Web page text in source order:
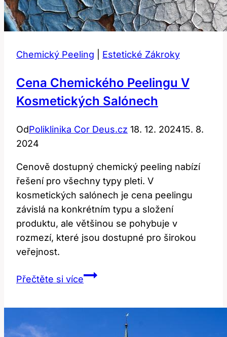
Chemický Peeling Estetické Zákroky
Cena Chemického Peelingu V
Kosmetických Salónech
OdPoliklinika Cor Deus.cz 18. 12. 202415. 8.
2024
Cenově dostupný chemický peeling nabízí
řešení pro všechny typy pleti. V
kosmetických salónech je cena peelingu
závislá na konkrétním typu a složení
produktu, ale většinou se pohybuje v
rozmezí, které jsou dostupné pro širokou
veřejnost.
Přečtěte si víceCena
Kosmetických